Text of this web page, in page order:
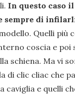
In questo caso
sempre di
Quelli più
coscia e poi
schiena. Ma vi
di clic cliac che
caviglia e quelli